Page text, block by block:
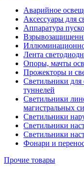
Аварийное
Аксессуары для
Аппаратура
Лента
Опоры, мачты
Прожекторы и
Светильники для
туннелей
Светильники
магистральных
Светильники
Светильники
Светильники
Фонари и
Прочие товары